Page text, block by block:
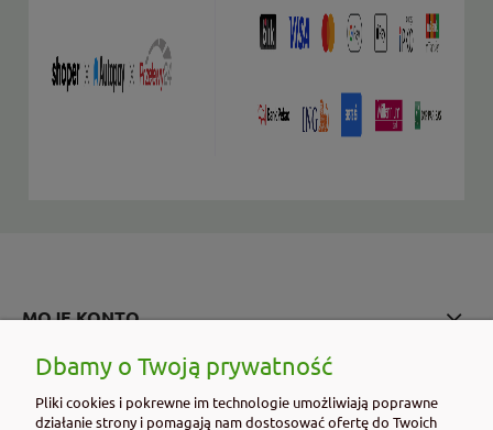
MOJE KONTO
PŁATNOŚCI I DOSTAWA
INFORMACJE
Dbamy o Twoją prywatność
Pliki cookies i pokrewne im technologie umożliwiają poprawne
działanie strony i pomagają nam dostosować ofertę do Twoich